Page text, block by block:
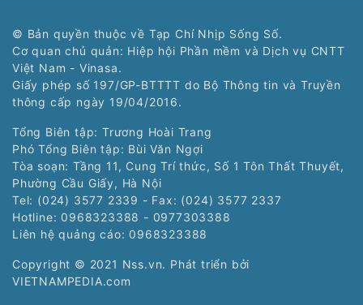
© Bản quyền thuộc về Tạp Chí Nhịp Sống Số.
Cơ quan chủ quản: Hiệp hội Phần mềm và Dịch vụ CNTT
Việt Nam - Vinasa.
Giấy phép số 197/GP-BTTTT do Bộ Thông tin và Truyền
thông cấp ngày 19/04/2016.
Tổng Biên tập: Trương Hoài Trang
Phó Tổng Biên tập: Bùi Văn Ngợi
Tòa soạn: Tầng 11, Cung Trí thức, Số 1 Tôn Thất Thuyết,
Phường Cầu Giấy, Hà Nội
Tel: (024) 3577 2339 - Fax: (024) 3577 2337
Hotline: 0968323388 - 0977303388
Liên hệ quảng cáo: 0968323388
Copyright © 2021 Nss.vn. Phát triển bởi
VIETNAMPEDIA.com